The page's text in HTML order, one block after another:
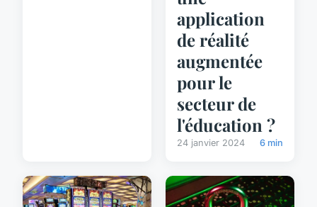
application
de réalité
augmentée
pour le
secteur de
l'éducation ?
24 janvier 2024 6 min